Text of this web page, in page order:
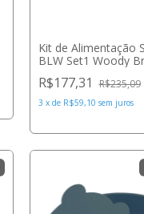
Kit de Alimentação
BLW Set1 Woody
R$177,31 R$235,09
3 x de R$59,10 sem juros